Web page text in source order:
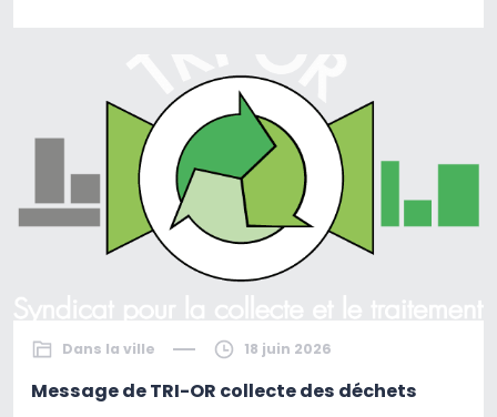
Dans la ville 18 juin 2026
Message de TRI-OR collecte des déchets